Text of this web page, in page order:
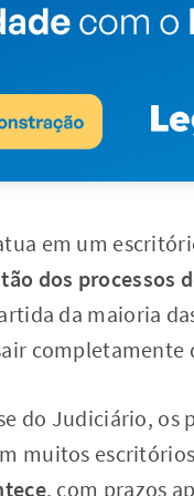
em um
dos processos
da maioria
completamente
do Judiciário, os
muitos
, com prazos